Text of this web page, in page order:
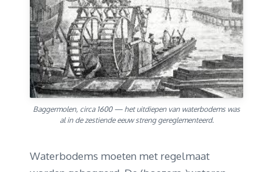
Baggermolen, circa 1600 — het uitdiepen van waterbodems was
al in de zestiende eeuw streng gereglementeerd.
Waterbodems moeten met regelmaat